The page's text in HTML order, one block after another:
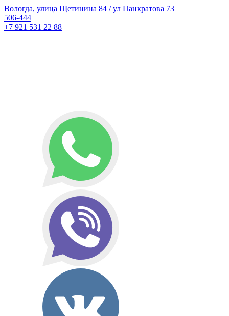
Вологда, улица Щетинина 84 / ул Панкратова 73
506-444
+7 921 531 22 88